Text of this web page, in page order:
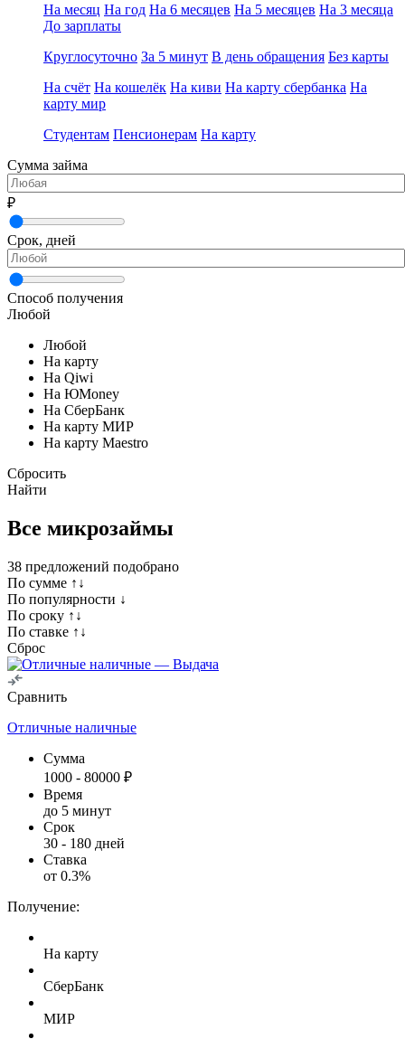
На месяц На год На 6 месяцев На 5 месяцев На 3 месяца
До зарплаты
Круглосуточно За 5 минут В день обращения Без карты
На счёт На кошелёк На киви На карту сбербанка На
карту мир
Студентам Пенсионерам На карту
Сумма займа
₽
Срок, дней
Способ получения
Любой
Любой
На карту
На Qiwi
На ЮMoney
На СберБанк
На карту МИР
На карту Maestro
Сбросить
Найти
Все микрозаймы
38 предложений подобрано
По сумме ↑↓
По популярности ↓
По сроку ↑↓
По ставке ↑↓
Сброс
Сравнить
Отличные наличные
Сумма
1000 - 80000 ₽
Время
до 5 минут
Срок
30 - 180 дней
Ставка
от 0.3%
Получение:
На карту
СберБанк
МИР